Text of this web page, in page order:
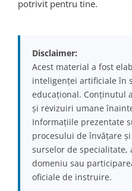
potrivit pentru tine.
Disclaimer:
Acest material a fost
inteligenței artificiale în
educațional. Conținutul
și revizuiri umane
Informațiile prezentate
procesului de învățare
surselor de specialitate,
domeniu sau
oficiale de instruire.